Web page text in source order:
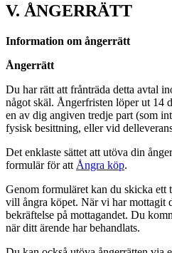
V. ÅNGERRÄTT
Information om ångerrätt
Ångerrätt
Du har rätt att frånträda detta avtal
något skäl. Ångerfristen löper ut 14
en av dig angiven tredje part (som
fysisk besittning, eller vid
Det enklaste sättet att utöva din
formulär för att Ångra köp.
Genom formuläret kan du skicka ett
vill ångra köpet. När vi har mottagit
bekräftelse på mottagandet. Du
när ditt ärende har behandlats.